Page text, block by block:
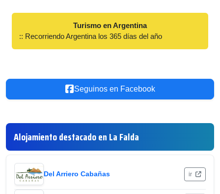
Turismo en Argentina
:: Recorriendo Argentina los 365 días del año
Seguinos en Facebook
Alojamiento destacado en La Falda
Del Arriero Cabañas ir